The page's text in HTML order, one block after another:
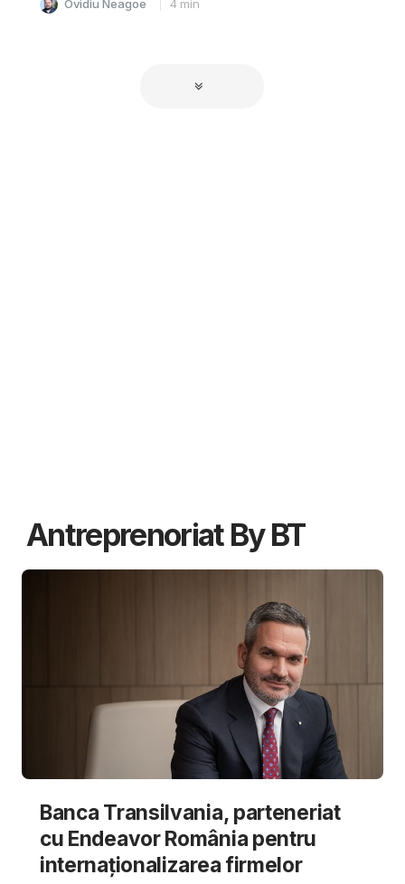
Ovidiu Neagoe 4 min
Antreprenoriat By BT
Banca Transilvania, parteneriat
cu Endeavor România pentru
internaționalizarea firmelor